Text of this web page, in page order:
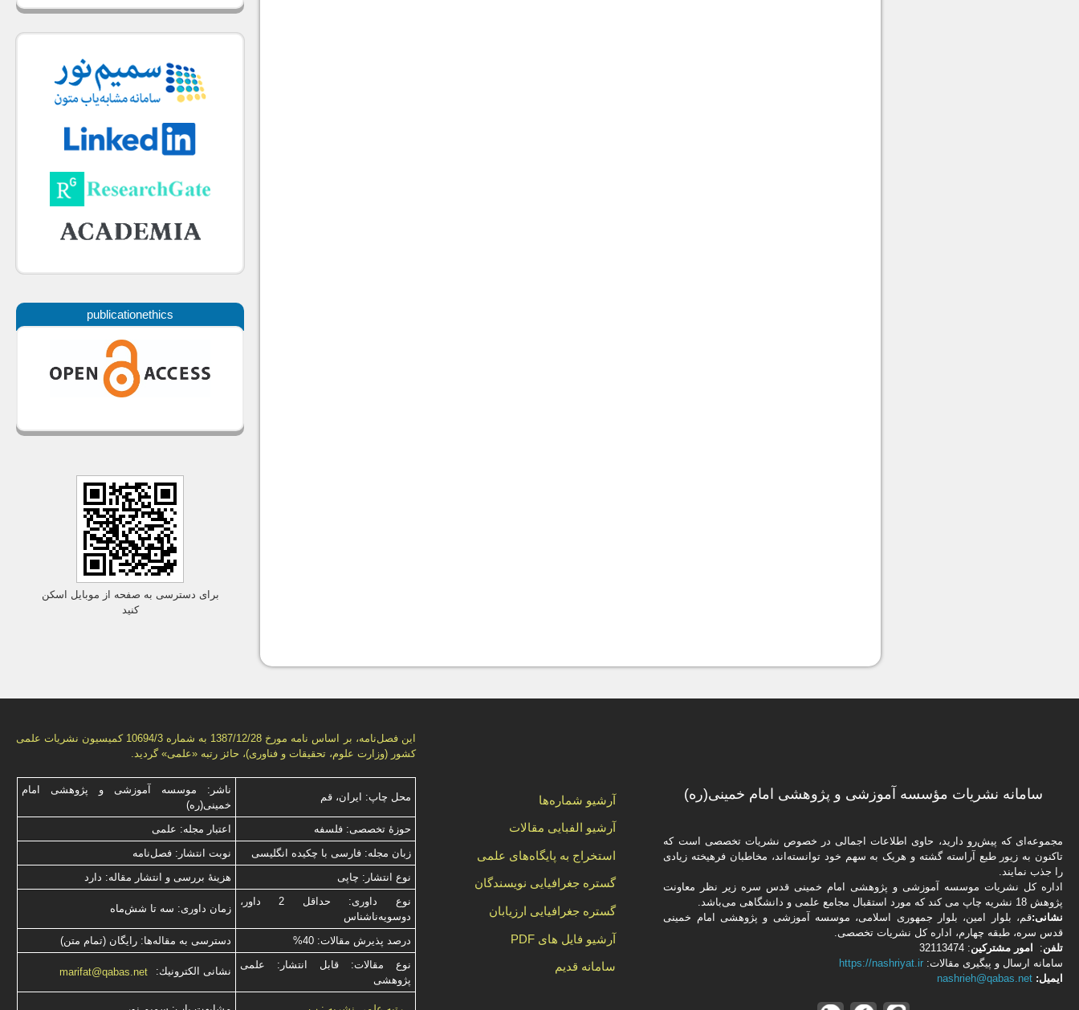
publicationethics
برای دسترسی به صفحه از موبایل اسکن
کنید
این فصل‌نامه، بر اساس نامه مورخ 1387/12/28 به شماره 10694/3 كمیسیون نشریات علمی
كشور (وزارت علوم، تحقیقات و فناوری)، حائز رتبه «علمی» گردید.
محل چاپ: ایران، قم
ناشر: موسسه آموزشی و پژوهشی امام
خمینی(ره)
حوزۀ تخصصی: فلسفه
اعتبار مجله: علمی
زبان مجله: فارسی با چكیده انگلیسی
نوبت انتشار: فصل‌نامه
نوع انتشار: چاپی
هزینۀ بررسی و انتشار مقاله: دارد
نوع داوری: حداقل 2 داور،
دوسویه‌ناشناس
زمان داوری: سه تا شش‌ماه
درصد پذیرش مقالات: 40%
دسترسی به مقاله‌ها: رایگان (تمام متن)
نوع مقالات: قابل انتشار: علمی
پژوهشی
نشانی الكترونیك: marifat@qabas.net
آرشیو شماره‌ها
آرشیو الفبایی مقالات
استخراج به پایگاه‌های علمی
گستره جغرافیایی نویسندگان
گستره جغرافیایی ارزیابان
آرشیو فایل های PDF
سامانه قدیم
سامانه نشریات مؤسسه آموزشی و پژوهشی امام خمینی(ره)
مجموعه‌ای که پیش‌رو دارید،‌ حاوی اطلاعات اجمالی در خصوص نشریات تخصصی است که
تاکنون به زیور طبع آراسته گشته و هریک به سهم خود توانسته‌اند، مخاطبان فرهیخته‌ زیادی
را جذب نمایند.
اداره كل نشریات موسسه آموزشی و پژوهشی امام خمینی قدس سره زیر نظر معاونت
پژوهش 18 نشریه چاپ می کند که مورد استقبال مجامع علمی و دانشگاهی می‌باشد.
نشانی:قم، بلوار امین، بلوار جمهوری اسلامی، موسسه آموزشی و پژوهشی امام خمینی
قدس سره، طبقه چهارم، اداره كل نشریات تخصصی.
تلفن: امور مشتركین: 32113474
سامانه ارسال و پیگیری مقالات:https://nashriyat.ir
ایمیل:nashrieh@qabas.net